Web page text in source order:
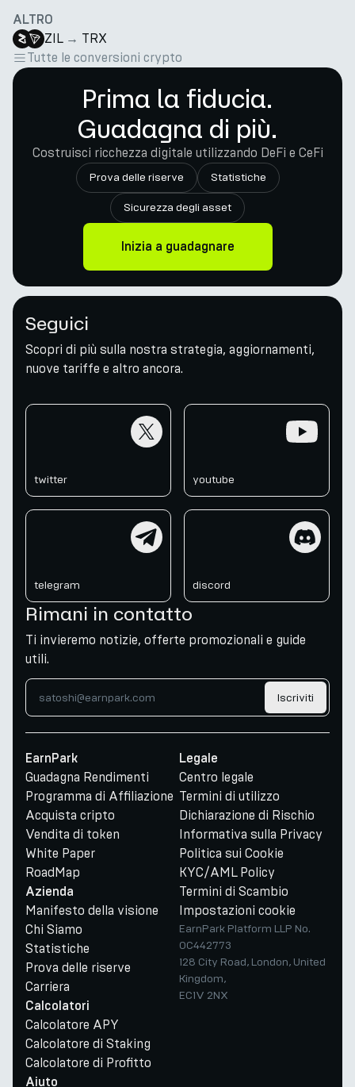
ALTRO
ZIL → TRX
Tutte le conversioni crypto
Prima la fiducia.
Guadagna di più.
Costruisci ricchezza digitale utilizzando DeFi e CeFi
Prova delle riserve Statistiche
Sicurezza degli asset
Inizia a guadagnare
Seguici
Scopri di più sulla nostra strategia, aggiornamenti,
nuove tariffe e altro ancora.
twitter youtube
telegram discord
Rimani in contatto
Ti invieremo notizie, offerte promozionali e guide
utili.
Iscriviti
EarnPark
Guadagna Rendimenti
Programma di Affiliazione
Acquista cripto
Vendita di token
White Paper
RoadMap
Azienda
Manifesto della visione
Chi Siamo
Statistiche
Prova delle riserve
Carriera
Calcolatori
Calcolatore APY
Calcolatore di Staking
Calcolatore di Profitto
Aiuto
Legale
Centro legale
Termini di utilizzo
Dichiarazione di Rischio
Informativa sulla Privacy
Politica sui Cookie
KYC/AML Policy
Termini di Scambio
Impostazioni cookie
EarnPark Platform LLP No.
OC442773
128 City Road, London, United
Kingdom,
EC1V 2NX